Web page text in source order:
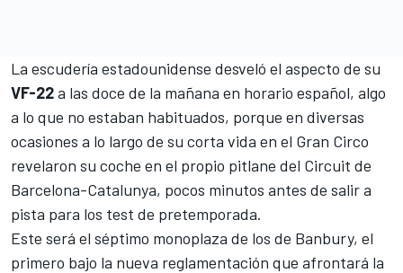
La escudería estadounidense desveló el aspecto de su
VF-22a las doce de la mañana en horario español, algo
a lo que no estaban habituados, porque en diversas
ocasiones a lo largo de su corta vida en el Gran Circo
revelaron su coche en el propio pitlane del Circuit de
Barcelona-Catalunya, pocos minutos antes de salir a
pista para los test de pretemporada.
Este será el séptimo monoplaza de los de Banbury, el
primero bajo la nueva reglamentación que afrontará la